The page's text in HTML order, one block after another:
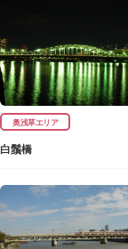
奥浅草エリア
白鬚橋